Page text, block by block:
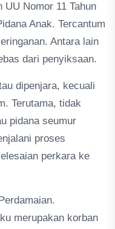
UU Nomor 11 Tahun
Anak. Tercantum
Antara lain
dari penyiksaan.
dipenjara, kecuali
Terutama, tidak
pidana seumur
proses
perkara ke
merupakan korban